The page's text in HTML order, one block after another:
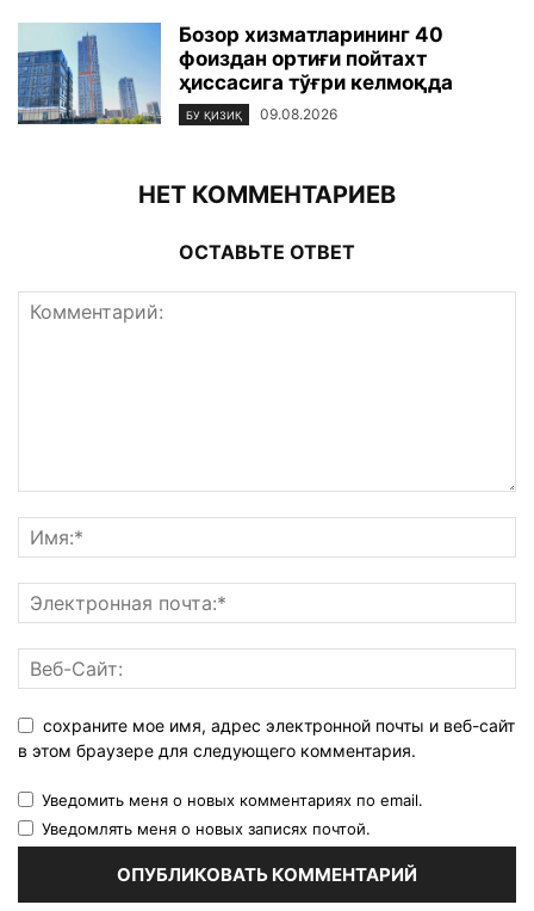
Бозор хизматларининг 40
фоиздан ортиғи пойтахт
ҳиссасига тўғри келмоқда
БУ ҚИЗИҚ 09.08.2026
НЕТ КОММЕНТАРИЕВ
ОСТАВЬТЕ ОТВЕТ
сохраните мое имя, адрес электронной почты и веб-сайт
в этом браузере для следующего комментария.
Уведомить меня о новых комментариях по email.
Уведомлять меня о новых записях почтой.